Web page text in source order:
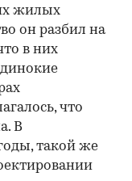
жилых
он разбил на
в них
что
В
такой же